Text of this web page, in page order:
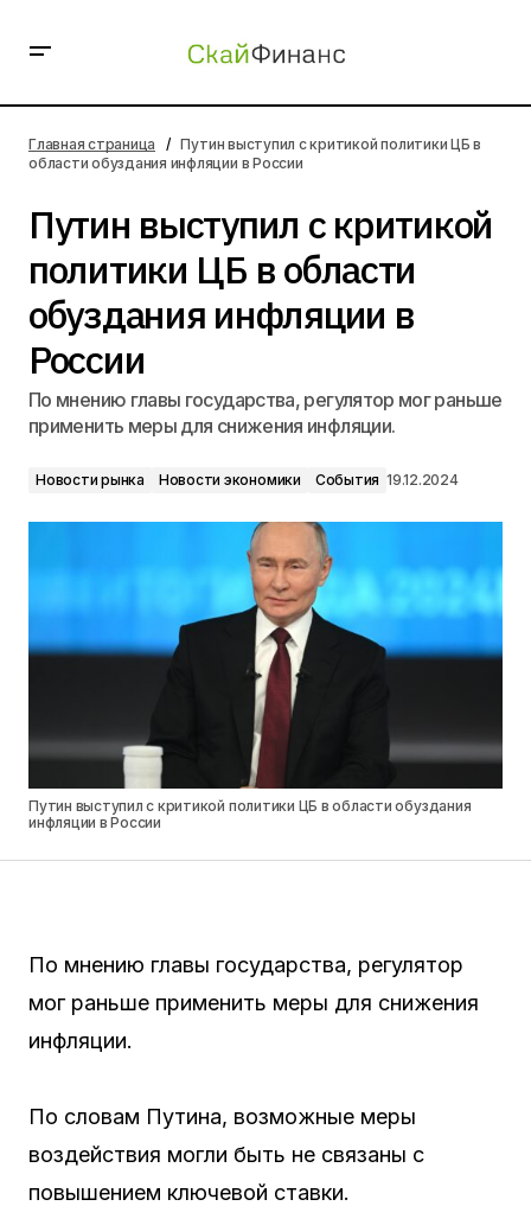
обуздания инфляции в России
Главная страница
Путин выступил с критикой политики ЦБ в
области обуздания инфляции в России
Путин выступил с критикой
политики ЦБ в области
обуздания инфляции в
России
По мнению главы государства, регулятор мог раньше
применить меры для снижения инфляции.
Новости рынка Новости экономики События 19.12.2024
Путин выступил с критикой политики ЦБ в области обуздания
инфляции в России
По мнению главы государства, регулятор
мог раньше применить меры для снижения
инфляции.
По словам Путина, возможные меры
воздействия могли быть не связаны с
повышением ключевой ставки.